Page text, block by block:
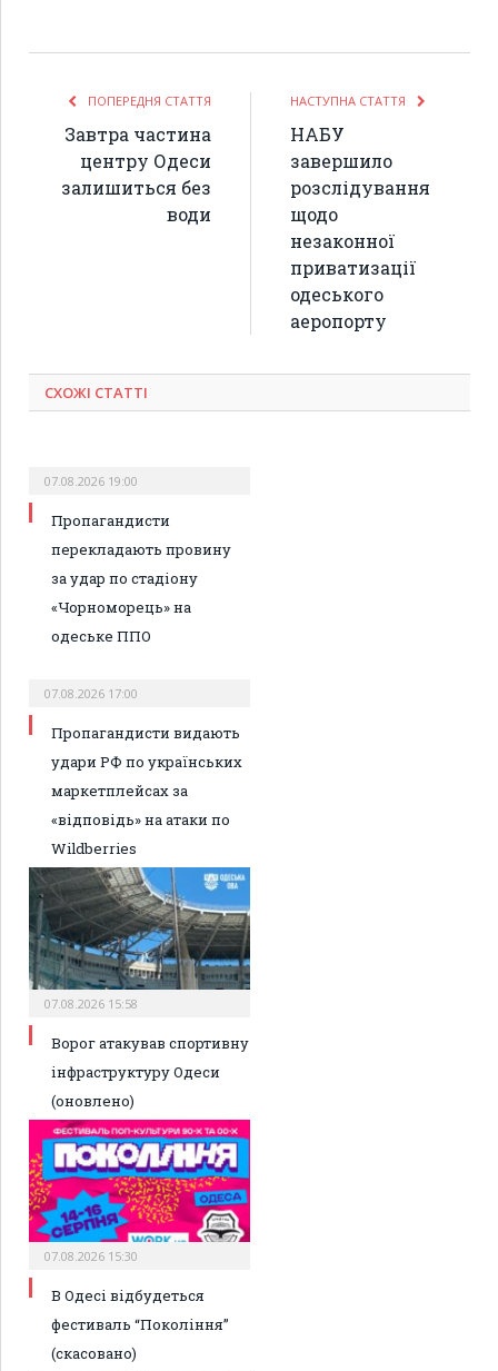
ПОПЕРЕДНЯ СТАТТЯ
Завтра частина
центру Одеси
залишиться без
води
НАСТУПНА СТАТТЯ
НАБУ
завершило
розслідування
щодо
незаконної
приватизації
одеського
аеропорту
СХОЖІ СТАТТІ
07.08.2026 19:00
Пропагандисти
перекладають провину
за удар по стадіону
«Чорноморець» на
одеське ППО
07.08.2026 17:00
Пропагандисти видають
удари РФ по українських
маркетплейсах за
«відповідь» на атаки по
Wildberries
07.08.2026 15:58
Ворог атакував спортивну
інфраструктуру Одеси
(оновлено)
07.08.2026 15:30
В Одесі відбудеться
фестиваль “Покоління”
(скасовано)